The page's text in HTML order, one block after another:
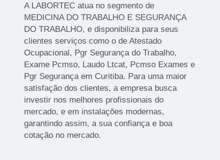
A LABORTEC atua no segmento de
MEDICINA DO TRABALHO E SEGURANÇA
DO TRABALHO, e disponibiliza para seus
clientes serviços como o de Atestado
Ocupacional, Pgr Segurança do Trabalho,
Exame Pcmso, Laudo Ltcat, Pcmso Exames e
Pgr Segurança em Curitiba. Para uma maior
satisfação dos clientes, a empresa busca
investir nos melhores profissionais do
mercado, e em instalações modernas,
garantindo assim, a sua confiança e boa
cotação no mercado.